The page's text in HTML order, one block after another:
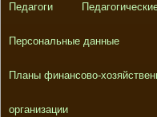
Педагоги
Персональные данные
Планы финансово-
организации